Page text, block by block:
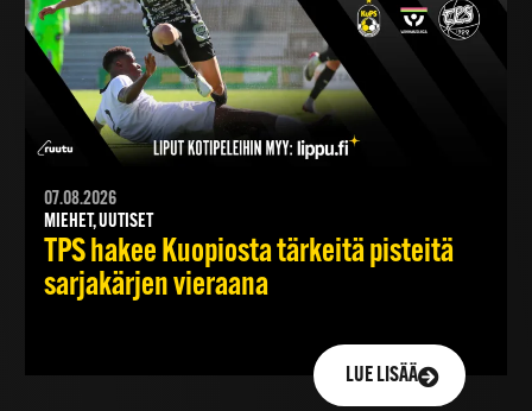
07.08.2026
MIEHET, UUTISET
TPS hakee Kuopiosta tärkeitä pisteitä
sarjakärjen vieraana
LUE LISÄÄ